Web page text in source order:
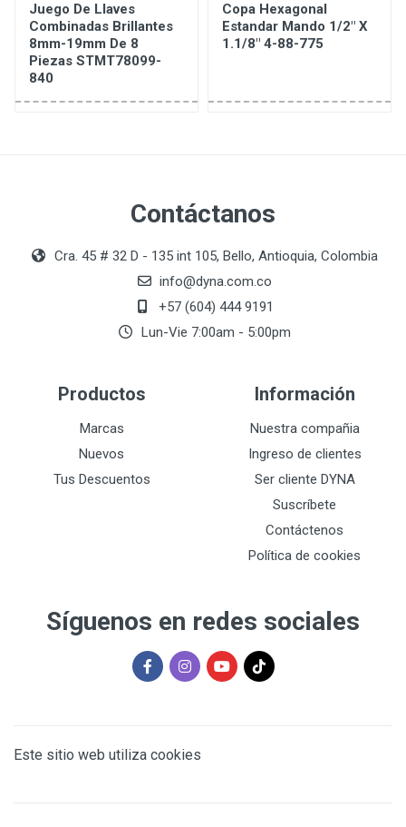
Juego De Llaves
Combinadas Brillantes
8mm-19mm De 8
Piezas STMT78099-
840
Copa Hexagonal
Estandar Mando 1/2" X
1.1/8" 4-88-775
Contáctanos
Cra. 45 # 32 D - 135 int 105, Bello, Antioquia, Colombia
info@dyna.com.co
+57 (604) 444 9191
Lun-Vie 7:00am - 5:00pm
Productos
Marcas
Nuevos
Tus Descuentos
Información
Nuestra compañia
Ingreso de clientes
Ser cliente DYNA
Suscríbete
Contáctenos
Política de cookies
Síguenos en redes sociales
Este sitio web utiliza cookies